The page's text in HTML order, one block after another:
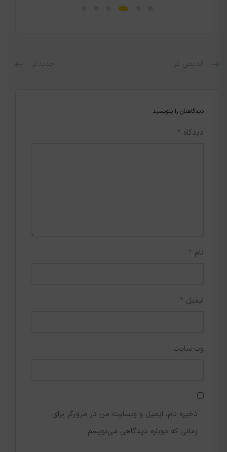
دیدگاهتان را بنویسید
دیدگاه *
نام *
ایمیل *
وب‌ سایت
ذخیره نام، ایمیل و وبسایت من در مرورگر برای
زمانی که دوباره دیدگاهی می‌نویسم.